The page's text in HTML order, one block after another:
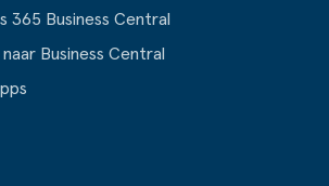
365 Business Central
Business Central